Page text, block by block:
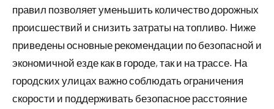
правил позволяет уменьшить количество дорожных
происшествий и снизить затраты на топливо. Ниже
приведены основные рекомендации по безопасной и
экономичной езде как в городе, так и на трассе. На
городских улицах важно соблюдать ограничения
скорости и поддерживать безопасное расстояние